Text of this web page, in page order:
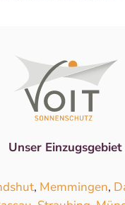
Unser Einzugsgebiet
, Memmingen,